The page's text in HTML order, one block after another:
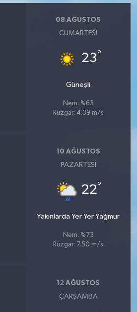
08 AĞUSTOS
CUMARTESI
23°
Güneşli
Nem: %63
Rüzgar: 4.39 m/s
10 AĞUSTOS
PAZARTESI
22°
Yakınlarda Yer Yer Yağmur
Nem: %73
Rüzgar: 7.50 m/s
12 AĞUSTOS
ÇARŞAMBA